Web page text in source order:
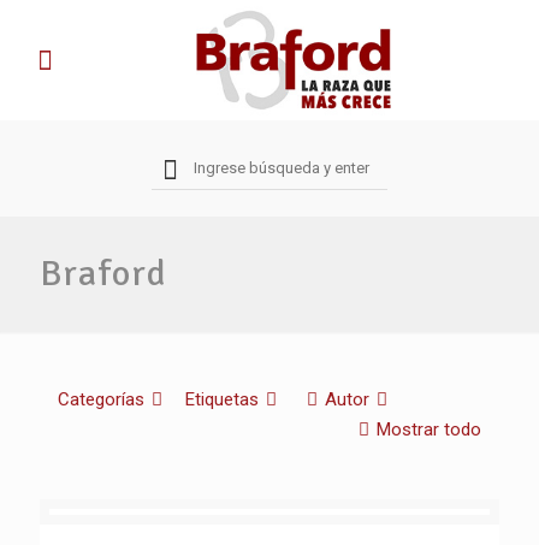
Braford
Categorías Etiquetas
Autor
Mostrar todo